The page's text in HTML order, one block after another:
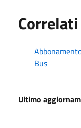
Correlati
Bus
Ultimo